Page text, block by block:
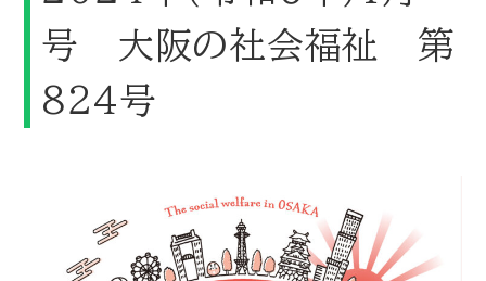
号 大阪の社会福祉 第
82４号